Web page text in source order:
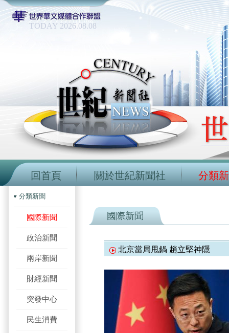
TODAY 2026.08.08
回首頁 關於世紀新聞社 分類
分類新聞
國際新聞
政治新聞
兩岸新聞
財經新聞
突發中心
民生消費
國際新聞
北京當局甩鍋 趙立堅神隱